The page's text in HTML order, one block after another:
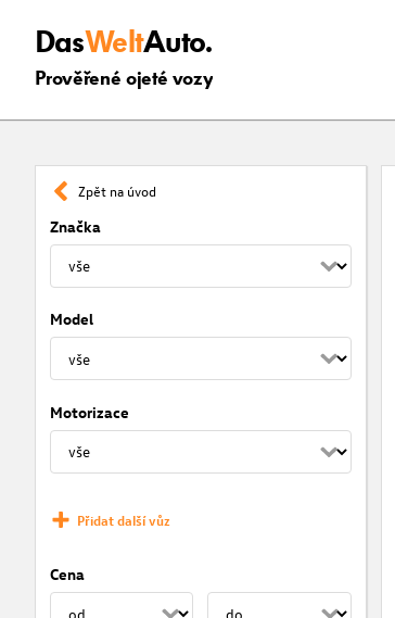
DasWeltAuto.
Prověřené ojeté vozy
Zpět na úvod
Značka
Model
Motorizace
Přidat další vůz
Cena